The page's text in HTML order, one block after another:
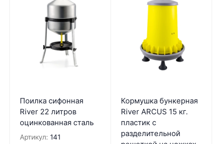
Поилка сифонная
River 22 литров
оцинкованная сталь
Артикул: 141
Кормушка бункерная
River ARCUS 15 кг.
пластик с
разделительной